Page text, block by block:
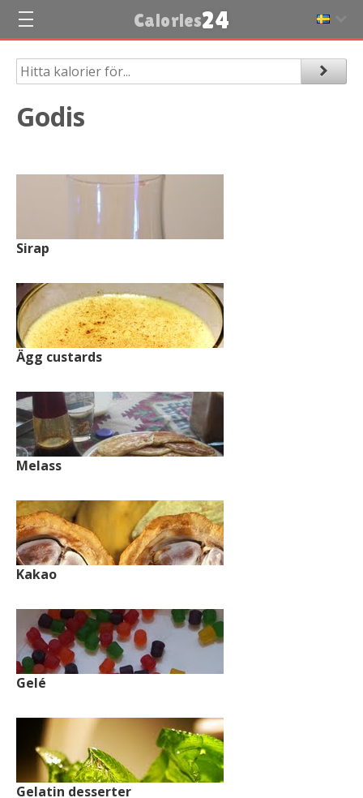
Calories24
Godis
Sirap
Ägg custards
Melass
Kakao
Gelé
Gelatin desserter